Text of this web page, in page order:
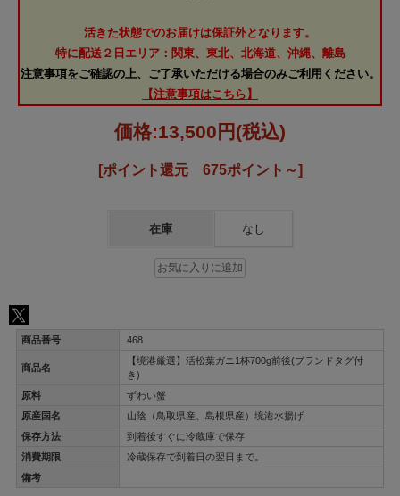
活きた状態でのお届けは保証外となります。
特に配送２日エリア：関東、東北、北海道、沖縄、離島
注意事項をご確認の上、ご了承いただける場合のみご利用ください。
【注意事項はこちら】
価格:13,500円 (税込)
[ポイント還元 675ポイント～]
在庫 なし
商品番号 468
商品名
【境港厳選】活松葉ガニ1杯700g前後(ブランドタグ付
き)
原料
ずわい蟹
原産国名
山陰（鳥取県産、島根県産）境港水揚げ
保存方法
到着後すぐに冷蔵庫で保存
消費期限
冷蔵保存で到着日の翌日まで。
備考